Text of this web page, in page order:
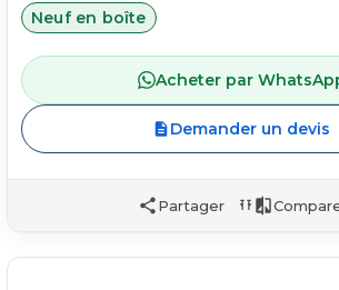
Neuf en boîte
Acheter par
Demander un devis
Partager